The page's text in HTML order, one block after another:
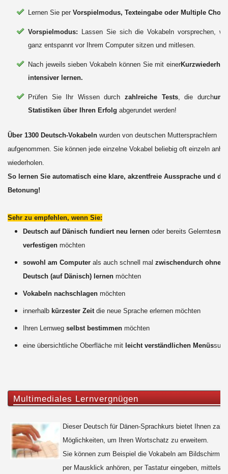
Lernen Sie per Vorspielmodus, Texteingabe oder Multiple
Vorspielmodus: Lassen Sie sich die Vokabeln vorsprechen,
ganz entspannt vor Ihrem Computer sitzen und mitlesen.
Nach jeweils sieben Vokabeln können Sie mit einer
intensiver lernen.
Prüfen Sie Ihr Wissen durchzahlreiche Tests, die durch
Statistiken über Ihren Erfolg abgerundet werden!
Über 1300 Deutsch-Vokabelnwurden von deutschen Muttersprachlern
aufgenommen. Sie können jede einzelne Vokabel beliebig oft einzeln
wiederholen.
So lernen Sie automatisch eine klare, akzentfreie Aussprache und
Betonung!
Sehr zu empfehlen, wenn Sie:
Deutsch auf Dänisch fundiert neu lernenoder bereits Gelerntesneu
verfestigenmöchten
sowohl am Computerals auch schnell mal zwischendurch ohne
Deutsch (auf Dänisch) lernenmöchten
Vokabeln nachschlagenmöchten
innerhalb kürzester Zeitdie neue Sprache erlernen möchten
Ihren Lernweg selbst bestimmenmöchten
eine übersichtliche Oberfläche mit leicht verständlichen Menüs
Multimediales Lernvergnügen
Dieser Deutsch für Dänen-Sprachkurs bietet Ihnen
Möglichkeiten, um Ihren Wortschatz zu erweitern.
Sie können zum Beispiel die Vokabeln am Bildschirm
per Mausklick anhören, per Tastatur eingeben, mittels